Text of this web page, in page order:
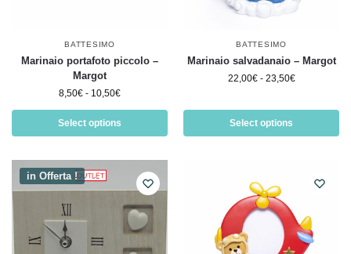
BATTESIMO
Marinaio portafoto piccolo –
Margot
8,50€ - 10,50€
Select options
BATTESIMO
Marinaio salvadanaio – Margot
22,00€ - 23,50€
Select options
in Offerta !